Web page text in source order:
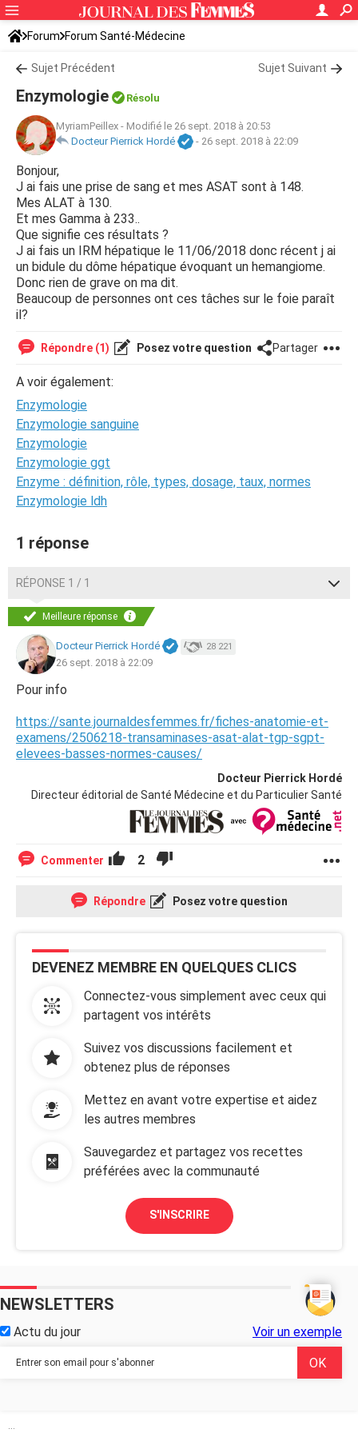
Forum Forum Santé-Médecine
Symptômes et maladies courantes
Sujet Précédent Sujet Suivant
Enzymologie Résolu
MyriamPeillex - Modifié le 26 sept. 2018 à 20:53
Docteur Pierrick Hordé
- 26 sept. 2018 à 22:09
Bonjour,
J ai fais une prise de sang et mes ASAT sont à 148.
Mes ALAT à 130.
Et mes Gamma à 233..
Que signifie ces résultats ?
J ai fais un IRM hépatique le 11/06/2018 donc récent j ai
un bidule du dôme hépatique évoquant un hemangiome.
Donc rien de grave on ma dit.
Beaucoup de personnes ont ces tâches sur le foie paraît
il?
Répondre (1) Posez votre question Partager
A voir également:
Enzymologie
Enzymologie sanguine
Enzymologie
Enzymologie ggt
Enzyme : définition, rôle, types, dosage, taux, normes
Enzymologie ldh
1 réponse
RÉPONSE 1 / 1
Meilleure réponse
Docteur Pierrick Hordé 28 221
26 sept. 2018 à 22:09
Pour info
https://sante.journaldesfemmes.fr/fiches-anatomie-et-
examens/2506218-transaminases-asat-alat-tgp-sgpt-
elevees-basses-normes-causes/
Docteur Pierrick Hordé
Directeur éditorial de Santé Médecine et du Particulier Santé
Commenter 2
Répondre Posez votre question
DEVENEZ MEMBRE EN QUELQUES CLICS
Connectez-vous simplement avec ceux qui
partagent vos intérêts
Suivez vos discussions facilement et
obtenez plus de réponses
Mettez en avant votre expertise et aidez
les autres membres
Sauvegardez et partagez vos recettes
préférées avec la communauté
S'INSCRIRE
NEWSLETTERS
Actu du jour Voir un exemple
...